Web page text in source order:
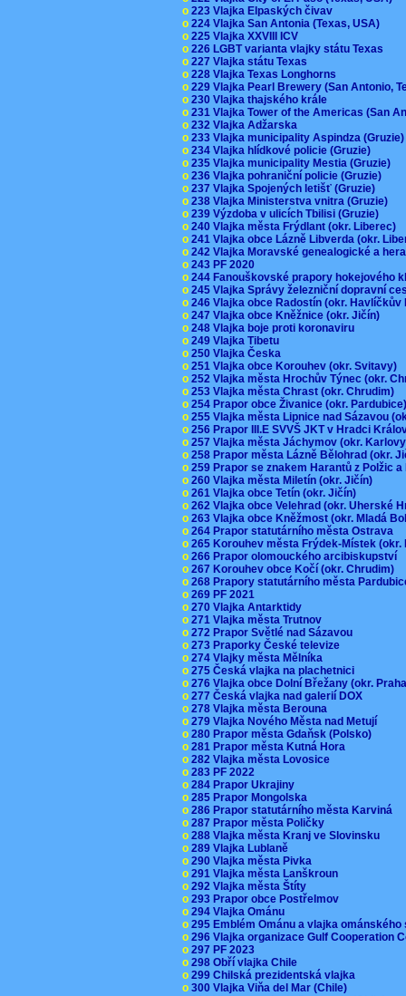
o 223 Vlajka Elpaských čivav
o 224 Vlajka San Antonia (Texas, USA)
o 225 Vlajka XXVIII ICV
o 226 LGBT varianta vlajky státu Texas
o 227 Vlajka státu Texas
o 228 Vlajka Texas Longhorns
o 229 Vlajka Pearl Brewery (San Antonio,
o 230 Vlajka thajského krále
o 231 Vlajka Tower of the Americas (San
o 232 Vlajka Adžarska
o 233 Vlajka municipality Aspindza
o 234 Vlajka hlídkové policie (Gruzie)
o 235 Vlajka municipality Mestia (Gruzie)
o 236 Vlajka pohraniční policie (Gruzie)
o 237 Vlajka Spojených letišť (Gruzie)
o 238 Vlajka Ministerstva vnitra (Gruzie)
o 239 Výzdoba v ulicích Tbilisi (Gruzie)
o 240 Vlajka města Frýdlant (okr. Liberec)
o 241 Vlajka obce Lázně Libverda (okr.
o 242 Vlajka Moravské genealogické a
o 243 PF 2020
o 244 Fanouškovské prapory hokejového
o 245 Vlajka Správy železniční dopravní
o 246 Vlajka obce Radostín (okr.
o 247 Vlajka obce Kněžnice (okr. Jičín)
o 248 Vlajka boje proti koronaviru
o 249 Vlajka Tibetu
o 250 Vlajka Česka
o 251 Vlajka obce Korouhev (okr. Svitavy)
o 252 Vlajka města Hrochův Týnec (okr.
o 253 Vlajka města Chrast (okr. Chrudim)
o 254 Prapor obce Živanice (okr.
o 255 Vlajka města Lipnice nad Sázavou
o 256 Prapor III.E SVVŠ JKT v Hradci
o 257 Vlajka města Jáchymov (okr.
o 258 Prapor města Lázně Bělohrad (okr.
o 259 Prapor se znakem Harantů z Polžic
o 260 Vlajka města Miletín (okr. Jičín)
o 261 Vlajka obce Tetín (okr. Jičín)
o 262 Vlajka obce Velehrad (okr. Uherské
o 263 Vlajka obce Kněžmost (okr. Mladá
o 264 Prapor statutárního města Ostrava
o 265 Korouhev města Frýdek-Místek
o 266 Prapor olomouckého arcibiskupství
o 267 Korouhev obce Kočí (okr. Chrudim)
o 268 Prapory statutárního města
o 269 PF 2021
o 270 Vlajka Antarktidy
o 271 Vlajka města Trutnov
o 272 Prapor Světlé nad Sázavou
o 273 Praporky České televize
o 274 Vlajky města Mělníka
o 275 Česká vlajka na plachetnici
o 276 Vlajka obce Dolní Břežany (okr.
o 277 Česká vlajka nad galerií DOX
o 278 Vlajka města Berouna
o 279 Vlajka Nového Města nad Metují
o 280 Prapor města Gdaňsk (Polsko)
o 281 Prapor města Kutná Hora
o 282 Vlajka města Lovosice
o 283 PF 2022
o 284 Prapor Ukrajiny
o 285 Prapor Mongolska
o 286 Prapor statutárního města Karviná
o 287 Prapor města Poličky
o 288 Vlajka města Kranj ve Slovinsku
o 289 Vlajka Lublaně
o 290 Vlajka města Pivka
o 291 Vlajka města Lanškroun
o 292 Vlajka města Štíty
o 293 Prapor obce Postřelmov
o 294 Vlajka Ománu
o 295 Emblém Ománu a vlajka
o 296 Vlajka organizace Gulf Cooperation
o 297 PF 2023
o 298 Obří vlajka Chile
o 299 Chilská prezidentská vlajka
o 300 Vlajka Viňa del Mar (Chile)